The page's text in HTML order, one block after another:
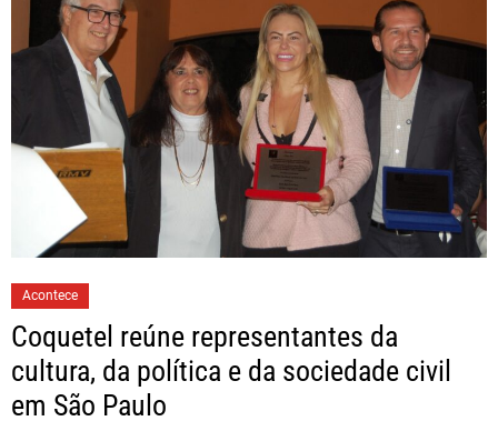
Acontece
Coquetel reúne representantes da
cultura, da política e da sociedade civil
em São Paulo